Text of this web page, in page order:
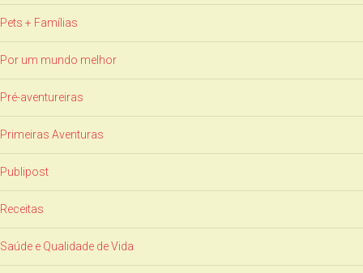
Pets + Famílias
Por um mundo melhor
Pré-aventureiras
Primeiras Aventuras
Publipost
Receitas
Saúde e Qualidade de Vida